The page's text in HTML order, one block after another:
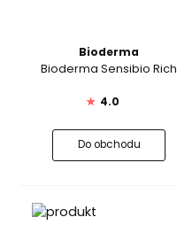
Bioderma
Bioderma Sensibio Rich
★ 4.0
Do obchodu